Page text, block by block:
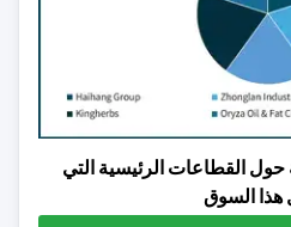
القطاعات الرئيسية التي
السوق